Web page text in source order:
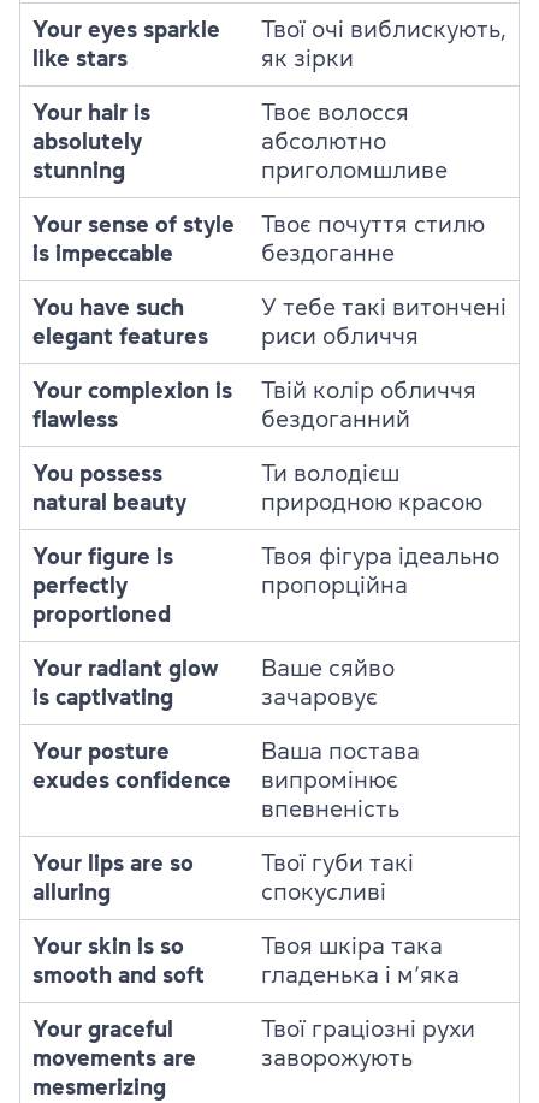
Your eyes sparkle
like stars
Твої очі виблискують,
як зірки
Your hair is
absolutely
stunning
Твоє волосся
абсолютно
приголомшливе
Your sense of style
is impeccable
Твоє почуття стилю
бездоганне
You have such
elegant features
У тебе такі витончені
риси обличчя
Your complexion is
flawless
Твій колір обличчя
бездоганний
You possess
natural beauty
Ти володієш
природною красою
Your figure is
perfectly
proportioned
Твоя фігура ідеально
пропорційна
Your radiant glow
is captivating
Ваше сяйво
зачаровує
Your posture
exudes confidence
Ваша постава
випромінює
впевненість
Your lips are so
alluring
Твої губи такі
спокусливі
Your skin is so
smooth and soft
Твоя шкіра така
гладенька і м’яка
Your graceful
movements are
mesmerizing
Твої граціозні рухи
заворожують